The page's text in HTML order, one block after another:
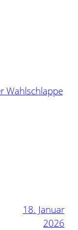
Wahlschlappe
18. Januar
2026